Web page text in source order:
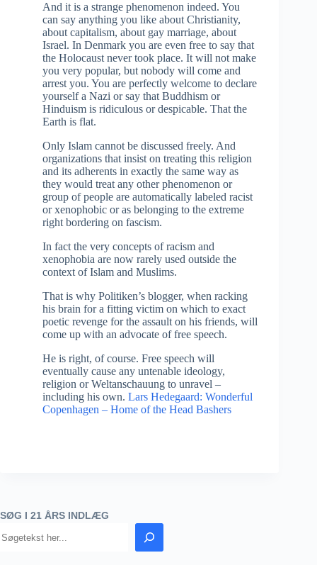
And it is a strange phenomenon indeed. You
can say anything you like about Christianity,
about capitalism, about gay marriage, about
Israel. In Denmark you are even free to say that
the Holocaust never took place. It will not make
you very popular, but nobody will come and
arrest you. You are perfectly welcome to declare
yourself a Nazi or say that Buddhism or
Hinduism is ridiculous or despicable. That the
Earth is flat.
Only Islam cannot be discussed freely. And
organizations that insist on treating this religion
and its adherents in exactly the same way as
they would treat any other phenomenon or
group of people are automatically labeled racist
or xenophobic or as belonging to the extreme
right bordering on fascism.
In fact the very concepts of racism and
xenophobia are now rarely used outside the
context of Islam and Muslims.
That is why Politiken’s blogger, when racking
his brain for a fitting victim on which to exact
poetic revenge for the assault on his friends, will
come up with an advocate of free speech.
He is right, of course. Free speech will
eventually cause any untenable ideology,
religion or Weltanschauung to unravel –
including his own. Lars Hedegaard: Wonderful
Copenhagen – Home of the Head Bashers
SØG I 21 ÅRS INDLÆG